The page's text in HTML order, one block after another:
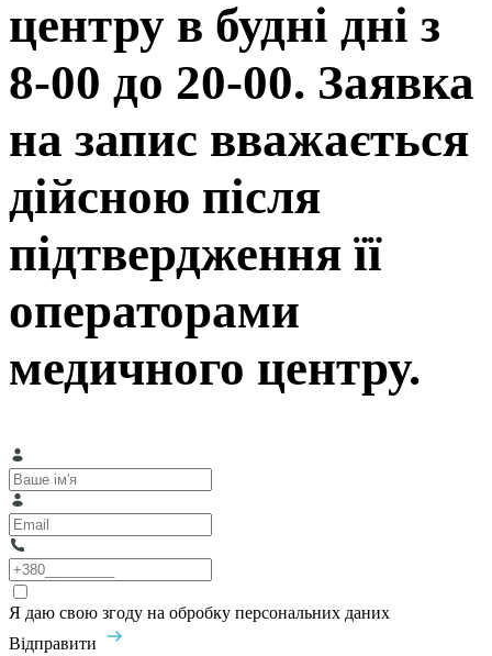
центру в будні дні з
8-00 до 20-00. Заявка
на запис вважається
дійсною після
підтвердження її
операторами
медичного центру.
Я даю свою згоду на обробку персональних даних
Відправити